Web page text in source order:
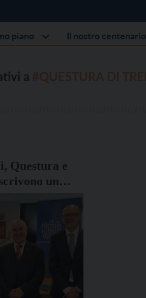
piano Il nostro centenario
a
Questura e
un